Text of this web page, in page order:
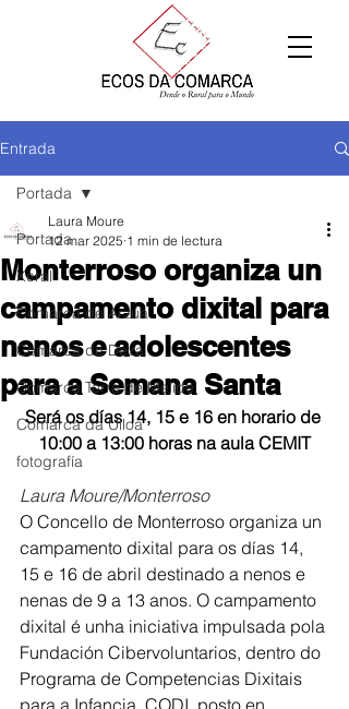
Entrada
Portada
Xeral
Comarca de Arzúa
Comarca de Deza
Comarca Terra de Melide
Comarca da Ulloa
fotografía
Portada
Monterroso organiza un
campamento dixital para
nenos e adolescentes
para a Semana Santa
Laura Moure
12 mar 2025 1 min de lectura
Será os días 14, 15 e 16 en horario de
10:00 a 13:00 horas na aula CEMIT
Laura Moure/Monterroso
O Concello de Monterroso organiza un
campamento dixital para os días 14,
15 e 16 de abril destinado a nenos e
nenas de 9 a 13 anos. O campamento
dixital é unha iniciativa impulsada pola
Fundación Cibervoluntarios, dentro do
Programa de Competencias Dixitais
para a Infancia, CODI, posto en